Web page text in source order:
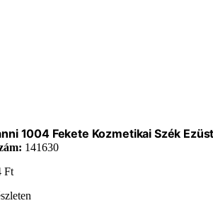
1004 Fekete Kozmetikai Szék
141630
Ft